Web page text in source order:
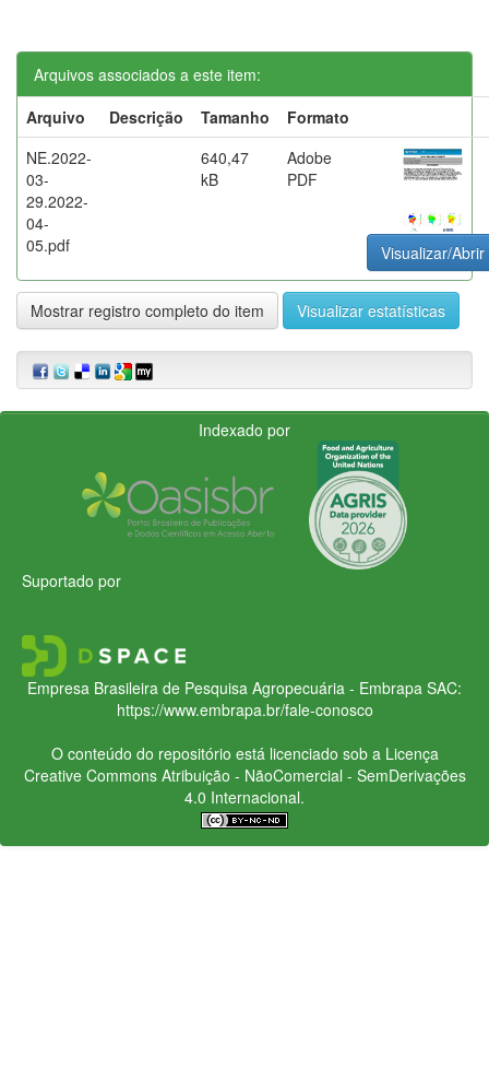
Arquivos associados a este item:
Arquivo
Descrição Tamanho
Formato
NE.2022-
03-
29.2022-
04-
05.pdf
640,47
kB
Adobe
PDF
Visualizar/Abrir
Mostrar registro completo do item Visualizar estatísticas
Indexado por
Suportado por
Empresa Brasileira de Pesquisa Agropecuária - Embrapa SAC:
https://www.embrapa.br/fale-conosco
O conteúdo do repositório está licenciado sob a Licença
Creative CommonsAtribuição - NãoComercial - SemDerivações
4.0 Internacional.